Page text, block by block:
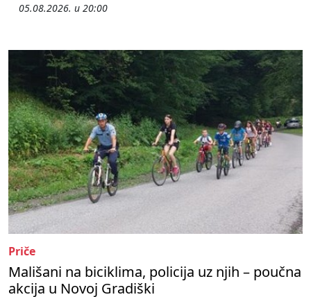
05.08.2026. u 20:00
Priče
Mališani na biciklima, policija uz njih – poučna
akcija u Novoj Gradiški